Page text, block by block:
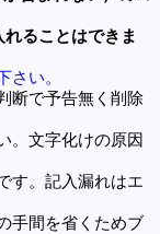
ることはできま
さい。
断で予告無く削除
。文字化けの原因
す。記入漏れはエ
手間を省くためブ